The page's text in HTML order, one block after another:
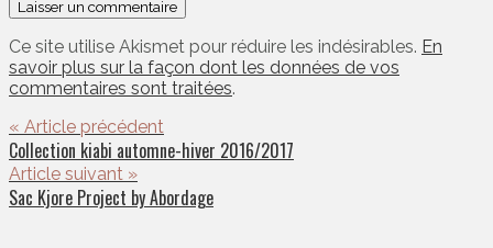
Ce site utilise Akismet pour réduire les indésirables. En
savoir plus sur la façon dont les données de vos
commentaires sont traitées.
« Article précédent
Collection kiabi automne-hiver 2016/2017
Article suivant »
Sac Kjore Project by Abordage